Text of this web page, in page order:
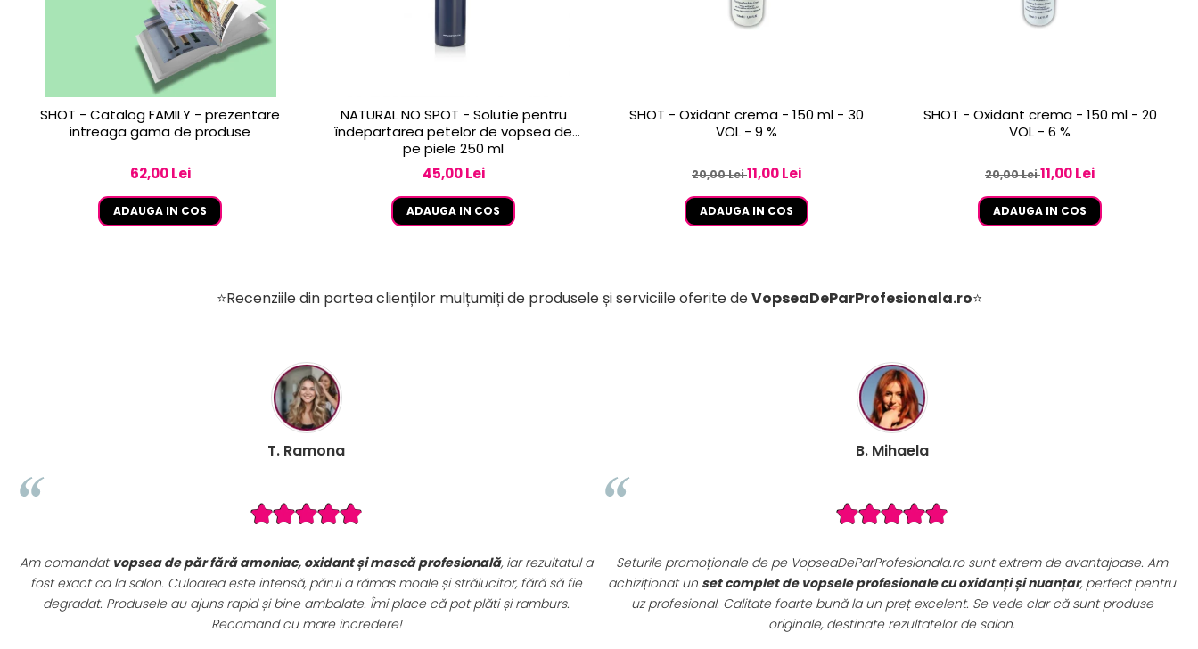
SHOT - Catalog FAMILY - prezentare
intreaga gama de produse
62,00 Lei
ADAUGA IN COS
NATURAL NO SPOT - Solutie pentru
îndepartarea petelor de vopsea de
pe piele 250 ml
45,00 Lei
ADAUGA IN COS
SHOT - Oxidant crema - 150 ml - 30
VOL - 9 %
20,00 Lei11,00 Lei
ADAUGA IN COS
SHOT - Oxidant crema - 150 ml - 20
VOL - 6 %
20,00 Lei11,00 Lei
ADAUGA IN COS
⭐Recenziile din partea clienților mulțumiți de produsele și serviciile oferite deVopseaDeParProfesionala.ro⭐
oxidant și mască profesională, iar rezultatul a
părul a rămas moale și strălucitor, fără să fie
bine ambalate. Îmi place că pot plăti și ramburs.
Seturile promoționale de pe VopseaDeParProfesionala.ro sunt extrem de avantajoase. Am
achiziționat unset complet de vopsele profesionale cu oxidanți și nuanțar, perfect pentru
uz profesional. Calitate foarte bună la un preț excelent. Se vede clar că sunt produse
Decolorantul PRO.DECO șitonerele/
Deschid părul uniform, fără să-l ardă, iar
descrierile clare de pe site și livrarea